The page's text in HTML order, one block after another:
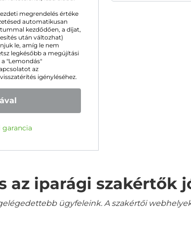
megrendelés értéke
automatikusan
kezdődően, a díjat,
után változhat)
le, amíg le nem
legkésőbb a megújítási
"Lemondás"
az
igényléséhez.
garancia
az iparági szakértők
ügyfeleink. A szakértői